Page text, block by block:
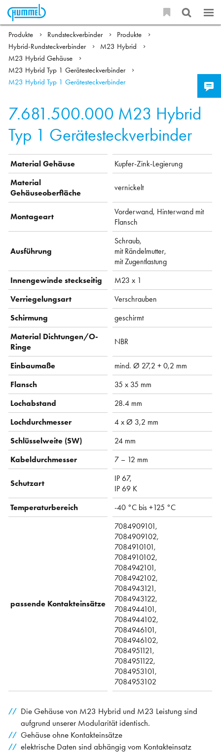
Produkte Rundsteckverbinder
Produkte
Hybrid-Rundsteckverbinder
M23 Hybrid
M23 Hybrid Gehäuse
M23 Hybrid Typ 1 Gerätesteckverbinder
M23 Hybrid Typ 1 Gerätesteckverbinder
7.681.500.000 M23 Hybrid
Typ 1 Gerätesteckverbinder
Material Gehäuse
Kupfer-Zink-Legierung
Material
Gehäuseoberfläche
vernickelt
Montageart
Vorderwand, Hinterwand mit
Flansch
Ausführung
Schraub,
mit Rändelmutter,
mit Zugentlastung
Innengewinde steckseitig
M23 x 1
Verriegelungsart
Verschrauben
Schirmung
geschirmt
Material Dichtungen/O-
Ringe
NBR
Einbaumaße
mind. Ø 27,2 + 0,2 mm
Flansch
35 x 35 mm
Lochabstand
28.4 mm
Lochdurchmesser
4 x Ø 3,2 mm
Schlüsselweite (SW)
24 mm
Kabeldurchmesser
7 – 12 mm
Schutzart
IP 67,
IP 69 K
Temperaturbereich
-40 °C bis +125 °C
passende Kontakteinsätze
7084909101,
7084909102,
7084910101,
7084910102,
7084942101,
7084942102,
7084943121,
7084943122,
7084944101,
7084944102,
7084946101,
7084946102,
7084951121,
7084951122,
7084953101,
7084953102
Die Gehäuse von M23 Hybrid und M23 Leistung sind
aufgrund unserer Modularität identisch.
Gehäuse ohne Kontakteinsätze
elektrische Daten sind abhängig vom Kontakteinsatz